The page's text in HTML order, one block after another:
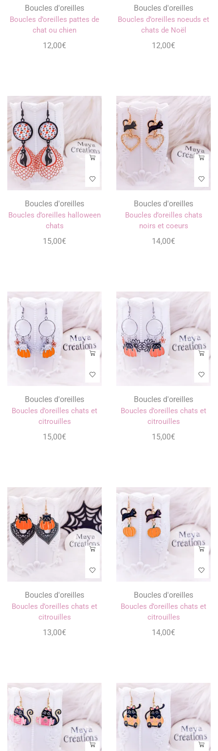
Boucles d'oreilles
Boucles d’oreilles pattes de
chat ou chien
12,00€
Boucles d'oreilles
Boucles d’oreilles noeuds et
chats de Noël
12,00€
Boucles d'oreilles
Boucles d’oreilles halloween
chats
15,00€
Boucles d'oreilles
Boucles d’oreilles chats
noirs et coeurs
14,00€
Boucles d'oreilles
Boucles d’oreilles chats et
citrouilles
15,00€
Boucles d'oreilles
Boucles d’oreilles chats et
citrouilles
15,00€
Boucles d'oreilles
Boucles d’oreilles chats et
citrouilles
13,00€
Boucles d'oreilles
Boucles d’oreilles chats et
citrouilles
14,00€